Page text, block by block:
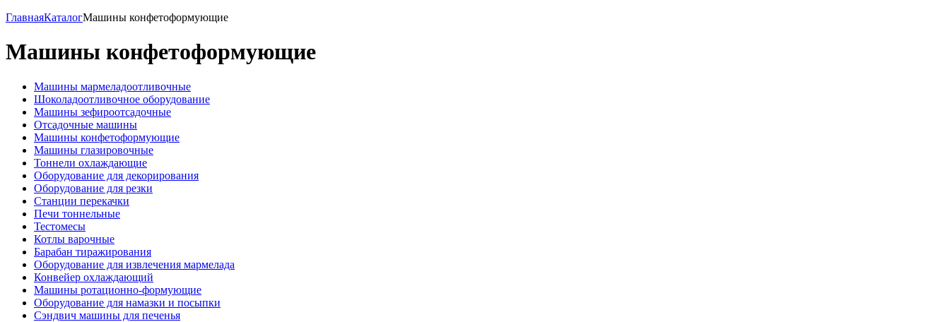
ГлавнаяКаталогМашины конфетоформующие
Машины конфетоформующие
Машины мармеладоотливочные
Шоколадоотливочное оборудование
Машины зефироотсадочные
Отсадочные машины
Машины конфетоформующие
Машины глазировочные
Тоннели охлаждающие
Оборудование для декорирования
Оборудование для резки
Станции перекачки
Печи тоннельные
Тестомесы
Котлы варочные
Барабан тиражирования
Оборудование для извлечения мармелада
Конвейер охлаждающий
Машины ротационно-формующие
Оборудование для намазки и посыпки
Сэндвич машины для печенья